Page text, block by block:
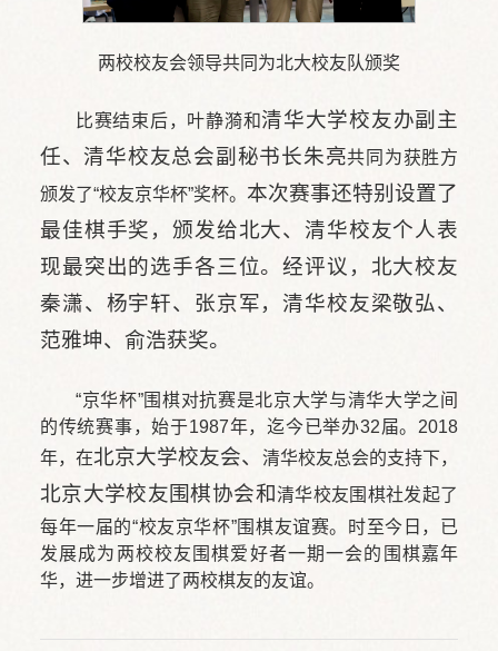
两校校友会领导共同为北大校友队颁奖
比赛结束后，叶静漪和清华大学校友办副主
任、清华校友总会副秘书长朱亮共同为获胜方
颁发了“校友京华杯”奖杯。 本次赛事还特别设置了
最佳棋手奖，颁发给北大、清华校友个人表
现最突出的选手各三位。经评议， 北大校友
秦潇、杨宇轩、张京军，清华校友梁敬弘、
范雅坤、俞浩获奖。
“京华杯”围棋对抗赛是北京大学与清华大学之间
的传统赛事，始于1987年，迄今已举办32届。2018
年，在北京大学校友会、 清华校友总会的支持下，
北京大学校友围棋协会和清华校友围棋社发起了
每年一届的“校友京华杯”围棋友谊赛。时至今日，已
发展成为两校校友围棋爱好者一期一会的围棋嘉年
华，进一步增进了两校棋友的友谊。